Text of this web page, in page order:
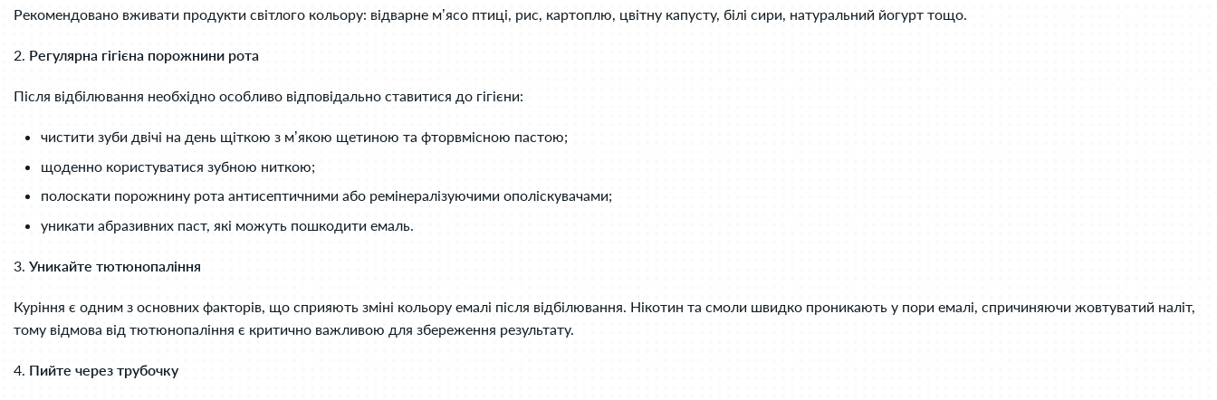
Рекомендовано вживати продукти світлого кольору: відварне м’ясо птиці, рис, картоплю, цвітну капусту, білі сири, натуральний йогурт тощо.
2. Регулярна гігієна порожнини рота
Після відбілювання необхідно особливо відповідально ставитися до гігієни:
чистити зуби двічі на день щіткою з м’якою щетиною та фторвмісною пастою;
щоденно користуватися зубною ниткою;
полоскати порожнину рота антисептичними або ремінералізуючими ополіскувачами;
уникати абразивних паст, які можуть пошкодити емаль.
3. Уникайте тютюнопаління
Куріння є одним з основних факторів, що сприяють зміні кольору емалі після відбілювання. Нікотин та смоли швидко проникають у пори емалі, спричиняючи жовтуватий наліт,
тому відмова від тютюнопаління є критично важливою для збереження результату.
4. Пийте через трубочку